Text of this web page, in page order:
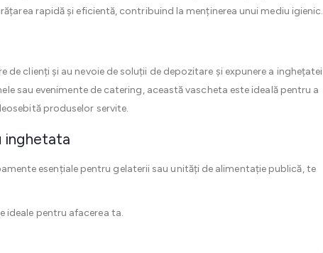
rapidă și eficientă, contribuind la menținerea unui mediu igienic.
clienți și au nevoie de soluții de depozitare și expunere a inghețatei
sau evenimente de catering, această vascheta este ideală pentru a
produselor servite.
inghetata
esențiale pentru gelaterii sau unități de alimentație publică, te
ideale pentru afacerea ta.